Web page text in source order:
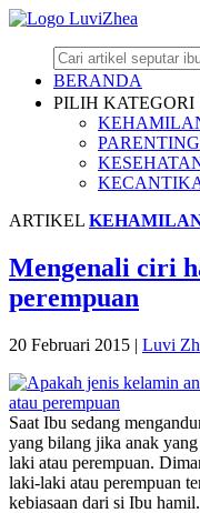
BERANDA
PILIH KATEGORI
PARENTING
ARTIKEL
Mengenali ciri
perempuan
20 Februari 2015 | Luvi
Saat Ibu sedang
yang bilang jika anak
laki atau perempuan.
laki-laki atau perempuan
kebiasaan dari si Ibu hamil.